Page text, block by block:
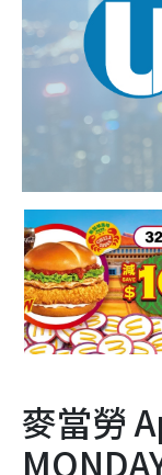
麥當勞